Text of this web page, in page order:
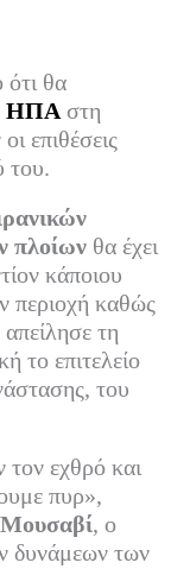
θα
ΗΠΑστη
επιθέσεις
του.
πλοίων θα έχει
κάποιου
περιοχή καθώς
τη
το επιτελείο
του
εχθρό και
πυρ»,
, ο
δυνάμεων των